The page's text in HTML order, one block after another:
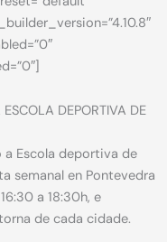
DEPORTIVA DE
a Escola deportiva de
semanal en Pontevedra
a 18:30h, e
de cada cidade.